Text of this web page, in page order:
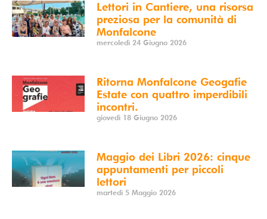
Lettori in Cantiere, una risorsa
preziosa per la comunità di
Monfalcone
mercoledì 24 Giugno 2026
Ritorna Monfalcone Geogafie
Estate con quattro imperdibili
incontri.
giovedì 18 Giugno 2026
Maggio dei Libri 2026: cinque
appuntamenti per piccoli
lettori
martedì 5 Maggio 2026